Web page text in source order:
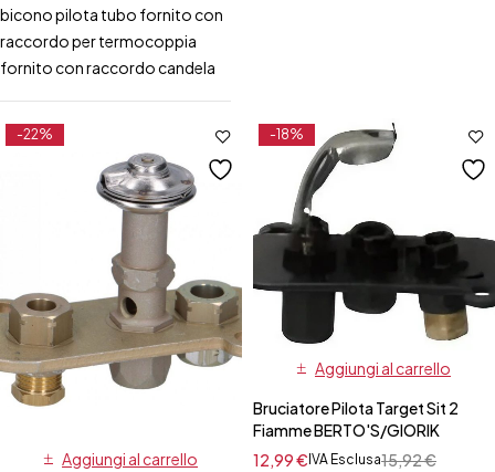
bicono pilota tubo fornito con
raccordo per termocoppia
fornito con raccordo candela
-22%
Aggiungi al carrello
-18%
Aggiungi al carrello
Bruciatore Pilota Target Sit 2
Fiamme BERTO'S/GIORIK
15,92€
12,99€ IVA Esclusa